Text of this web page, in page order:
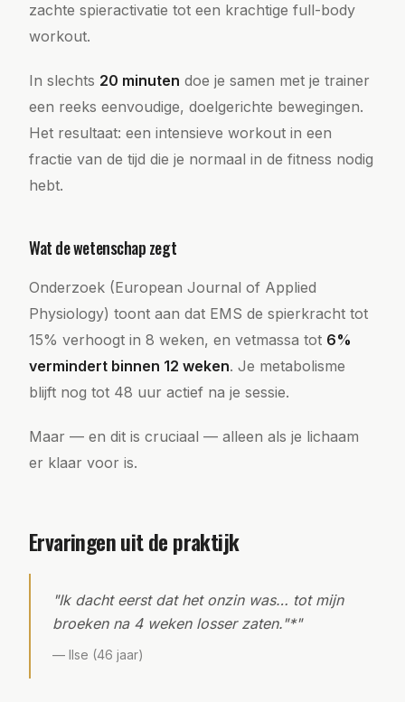
zachte spieractivatie tot een krachtige full-body
workout.
In slechts 20 minuten doe je samen met je trainer
een reeks eenvoudige, doelgerichte bewegingen.
Het resultaat: een intensieve workout in een
fractie van de tijd die je normaal in de fitness nodig
hebt.
Wat de wetenschap zegt
Onderzoek (European Journal of Applied
Physiology) toont aan dat EMS de spierkracht tot
15% verhoogt in 8 weken, en vetmassa tot 6%
vermindert binnen 12 weken. Je metabolisme
blijft nog tot 48 uur actief na je sessie.
Maar — en dit is cruciaal — alleen als je lichaam
er klaar voor is.
Ervaringen uit de praktijk
"Ik dacht eerst dat het onzin was… tot mijn
broeken na 4 weken losser zaten."*"
— Ilse (46 jaar)